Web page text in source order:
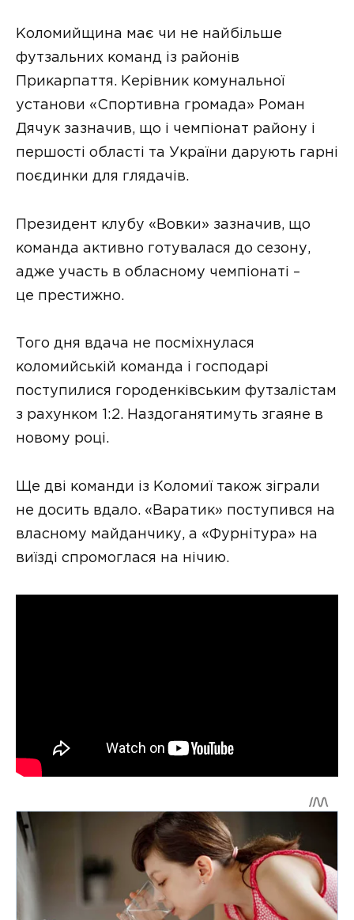
Коломийщина має чи не найбільше
футзальних команд із районів
Прикарпаття. Керівник комунальної
установи «Спортивна громада» Роман
Дячук зазначив, що і чемпіонат району і
першості області та України дарують гарні
поєдинки для глядачів.
Президент клубу «Вовки» зазначив, що
команда активно готувалася до сезону,
адже участь в обласному чемпіонаті –
це престижно.
Того дня вдача не посміхнулася
коломийській команда і господарі
поступилися городенківським футзалістам
з рахунком 1:2. Наздоганятимуть згаяне в
новому році.
Ще дві команди із Коломиї також зіграли
не досить вдало. «Варатик» поступився на
власному майданчику, а «Фурнітура» на
виїзді спромоглася на нічию.